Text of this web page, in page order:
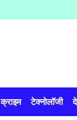
क्राइम टेक्नोलॉजी